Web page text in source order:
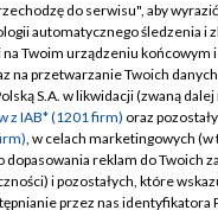
TVP
TVP
Cyfrowa
Regulamin TVP
Polityka prywatności
Moje zgody
Pomoc
do serwisu", aby
automatycznego śledzenia i
Twoim urządzeniu końcowym i
na przetwarzanie Twoich
S.A. w likwidacji (zwaną dalej
z IAB* (1201 firm) oraz
, w celach marketingowych (w
dopasowania reklam do Twoich
i pozostałych, które
przez nas identyfikatora